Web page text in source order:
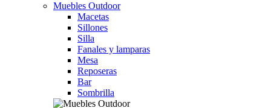
Muebles Outdoor
Macetas
Sillones
Silla
Fanales y lamparas
Mesa
Reposeras
Bar
Sombrilla